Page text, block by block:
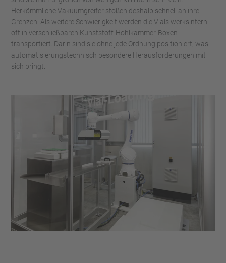
Herkömmliche Vakuumgreifer stoßen deshalb schnell an ihre
Grenzen. Als weitere Schwierigkeit werden die Vials werksintern
oft in verschließbaren Kunststoff-Hohlkammer-Boxen
transportiert. Darin sind sie ohne jede Ordnung positioniert, was
automatisierungstechnisch besondere Herausforderungen mit
sich bringt.